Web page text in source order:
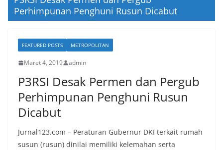
Perhimpunan Penghuni Rusun Dicabut
FEATURED POSTS METROPOLITAN
Maret 4, 2019 admin
P3RSI Desak Permen dan Pergub
Perhimpunan Penghuni Rusun
Dicabut
Jurnal123.com – Peraturan Gubernur DKI terkait rumah
susun (rusun) dinilai memiliki kelemahan serta